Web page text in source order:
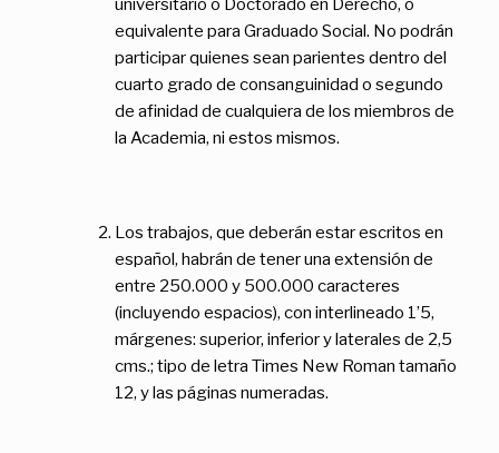
universitario o Doctorado en Derecho, o
equivalente para Graduado Social. No podrán
participar quienes sean parientes dentro del
cuarto grado de consanguinidad o segundo
de afinidad de cualquiera de los miembros de
la Academia, ni estos mismos.
Los trabajos, que deberán estar escritos en
español, habrán de tener una extensión de
entre 250.000 y 500.000 caracteres
(incluyendo espacios), con interlineado 1’5,
márgenes: superior, inferior y laterales de 2,5
cms.; tipo de letra Times New Roman tamaño
12, y las páginas numeradas.